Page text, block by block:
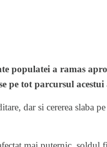
populatei a ramas
pe tot parcursul acestui
dar si cererea slaba